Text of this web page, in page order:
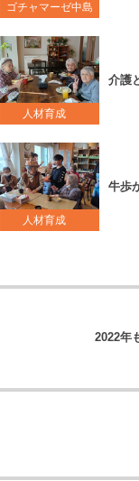
ゴチャマーゼ中島
人材育成
介護
人材育成
牛歩
2022年